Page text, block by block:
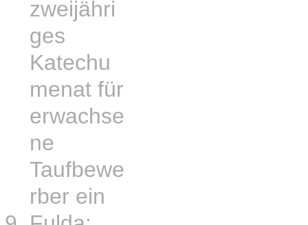
zweijähri
ges
Katechu
menat für
erwachse
ne
Taufbewe
rber ein